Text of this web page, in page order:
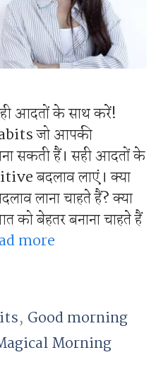
आदतों के साथ करें!
जो आपकी
सकती हैं। सही आदतों के
बदलाव लाएं। क्या
लाना चाहते हैं? क्या
बेहतर बनाना चाहते हैं
more
, Good morning
Morning